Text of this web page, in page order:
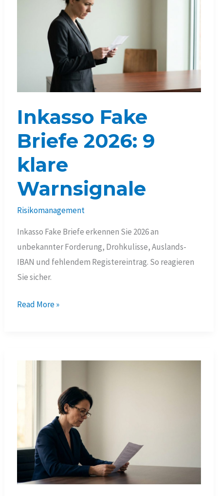
Inkasso Fake
Briefe 2026: 9
klare
Warnsignale
Risikomanagement
Inkasso Fake Briefe erkennen Sie 2026 an
unbekannter Forderung, Drohkulisse, Auslands-
IBAN und fehlendem Registereintrag. So reagieren
Sie sicher.
Inkasso
Warnsignale
Read More »